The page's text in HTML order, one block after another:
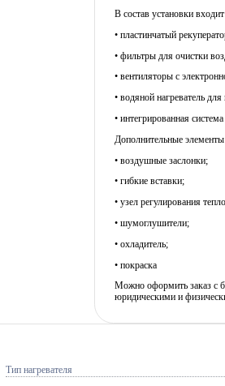
В состав установки
• пластинчатый
• фильтры для очистки
• вентиляторы c
• водяной нагреватель
• интегрированная
Дополнительные
• воздушные заслонки;
• гибкие вставки;
• узел регулирования
• шумоглушители;
• охладитель;
• покраска
Можно оформить заказ с
юридическими и
Тип нагревателя